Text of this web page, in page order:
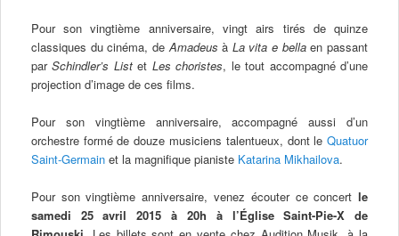
Pour son vingtième anniversaire, vingt airs tirés de quinze
classiques du cinéma, de Amadeusà La vita e bellaen passant
parSchindler’s Listet Les choristes, le tout accompagné d’une
projection d’image de ces films.
Pour son vingtième anniversaire, accompagné aussi d’un
orchestre formé de douze musiciens talentueux, dont leQuatuor
Saint-Germainet la magnifique pianiste Katarina Mikhailova.
Pour son vingtième anniversaire, venez écouter ce concertle
samedi 25 avril 2015 à 20h à l’Église Saint-Pie-X de